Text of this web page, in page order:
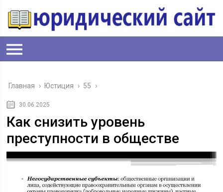
Главная › Юстиция › 55 ›
30.06.2025
Как снизить уровень
преступности в обществе